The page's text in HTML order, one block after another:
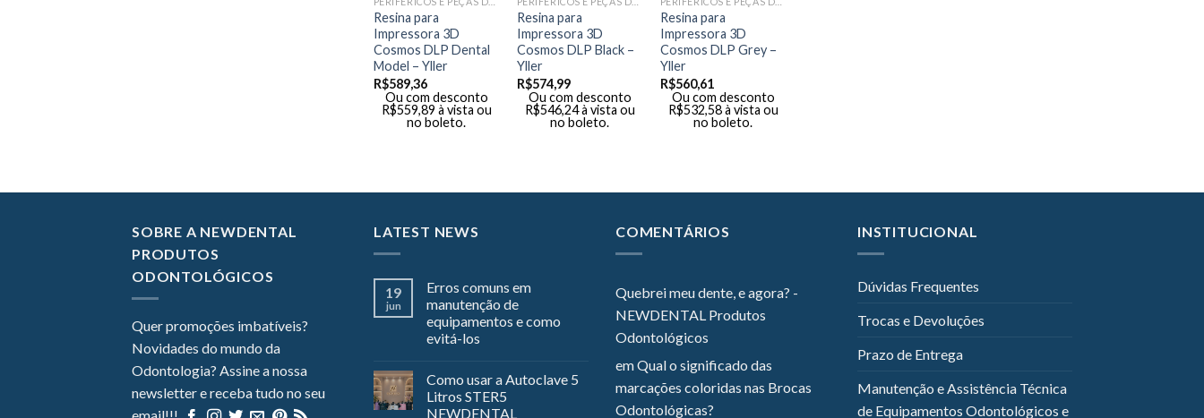
Resina para
Impressora 3D
Cosmos DLP Dental
Model – Yller
R$589,36
Ou com desconto
R$559,89 à vista ou
no boleto.
Resina para
Impressora 3D
Cosmos DLP Black –
Yller
R$574,99
Ou com desconto
R$546,24 à vista ou
no boleto.
Resina para
Impressora 3D
Cosmos DLP Grey –
Yller
R$560,61
Ou com desconto
R$532,58 à vista ou
no boleto.
SOBRE A NEWDENTAL
PRODUTOS
ODONTOLÓGICOS
Quer promoções imbatíveis?
Novidades do mundo da
Odontologia? Assine a nossa
newsletter e receba tudo no seu
LATEST NEWS
19
jun
Erros comuns em
manutenção de
equipamentos e como
evitá-los
Como usar a Autoclave 5
Litros STER5
NEWDENTAL
COMENTÁRIOS
Quebrei meu dente, e agora? -
NEWDENTAL Produtos
Odontológicos
emQual o significado das
marcações coloridas nas Brocas
Odontológicas?
INSTITUCIONAL
Dúvidas Frequentes
Trocas e Devoluções
Prazo de Entrega
Manutenção e Assistência Técnica
de Equipamentos Odontológicos e